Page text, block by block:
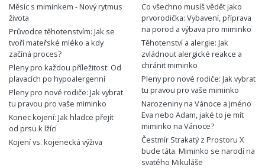
Měsíc s miminkem - Nový rytmus
života
Průvodce těhotenstvím: Jak se
tvoří mateřské mléko a kdy
začíná proces?
Pleny pro každou příležitost: Od
plavacích po hypoalergenní
Pleny pro nové rodiče: Jak vybrat
tu pravou pro vaše miminko
Konec kojení: Jak hladce přejít
od prsu k lžíci
Kojení vs. kojenecká výživa
Co všechno musíš vědět jako
prvorodička: Vybavení, příprava
na porod a výbava pro miminko
Těhotenství a alergie: Jak
zvládnout alergické reakce a
chránit miminko
Pleny pro nové rodiče: Jak vybrat
tu pravou pro vaše miminko
Narozeniny na Vánoce a jméno
Eva nebo Adam, jaké to je mít
miminko na Vánoce?
Čestmír Strakatý z Prostoru X
bude táta. Miminko se narodí na
svatého Mikuláše